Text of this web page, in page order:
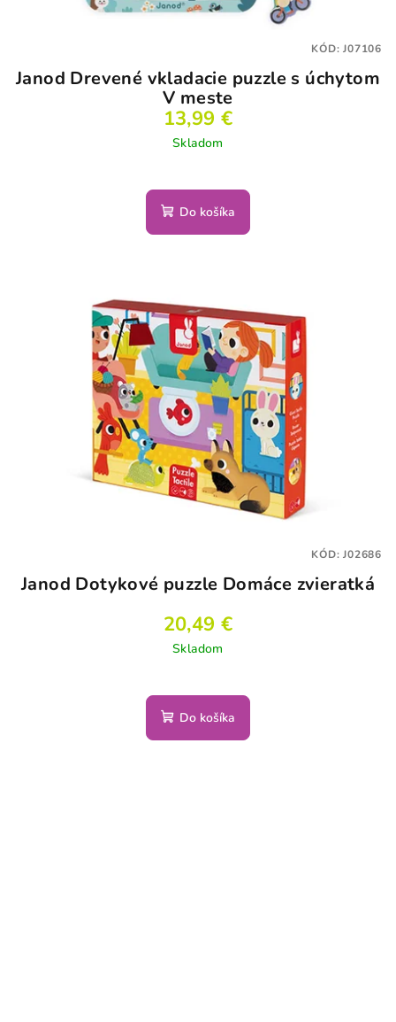
Janod Drevené vkladacie puzzle s úchytom
V meste
13,99 €
Skladom
Do košíka
KÓD:J07106
Janod Dotykové puzzle Domáce zvieratká
20,49 €
Skladom
Do košíka
KÓD:J02686